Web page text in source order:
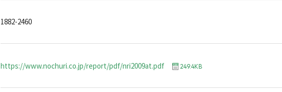
1882-2460
https://www.nochuri.co.jp/report/pdf/nri2009at.pdf 249.4KB